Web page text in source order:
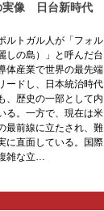
実像 日台新時代
ルトガル人が「フォル
しの島）」と呼んだ台
体産業で世界の最先端
ードし、日本統治時代
、歴史の一部として内
る。一方で、現在は米
最前線に立たされ、難
に直面している。国際
雑な立…